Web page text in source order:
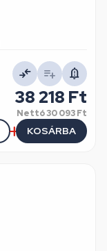
38 218 Ft
Nettó30 093 Ft
KOSÁRBA